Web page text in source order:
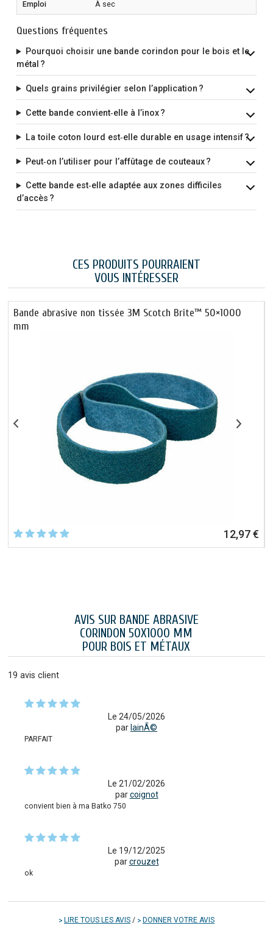
Emploi À sec
Questions fréquentes
Pourquoi choisir une bande corindon pour le bois et le
métal ?
Quels grains privilégier selon l’application ?
Cette bande convient‑elle à l’inox ?
La toile coton lourd est‑elle durable en usage intensif ?
Peut‑on l’utiliser pour l’affûtage de couteaux ?
Cette bande est‑elle adaptée aux zones difficiles
d’accès ?
CES PRODUITS POURRAIENT
VOUS INTÉRESSER
Bande abrasive non tissée 3M Scotch Brite™ 50×1000
mm
12,97 €
AVIS SUR BANDE ABRASIVE
CORINDON 50X1000 MM
POUR BOIS ET MÉTAUX
19 avis client
Le 24/05/2026
par lainÃ©
PARFAIT
Le 21/02/2026
parcoignot
convient bien à ma Batko 750
Le 19/12/2025
parcrouzet
ok
LIRE TOUS LES AVIS / DONNER VOTRE AVIS